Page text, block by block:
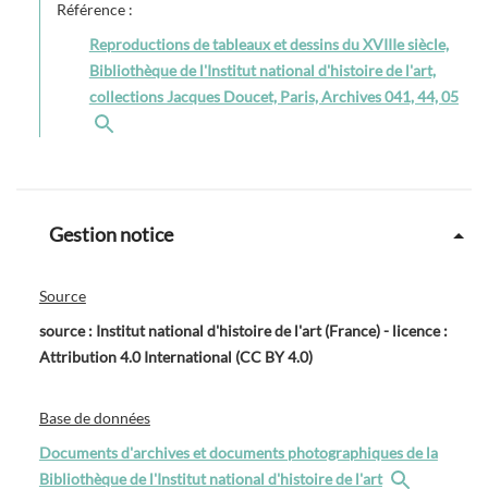
Référence :
Reproductions de tableaux et dessins du XVIIIe siècle,
Bibliothèque de l'Institut national d'histoire de l'art,
collections Jacques Doucet, Paris, Archives 041, 44, 05
Gestion notice
Source
source : Institut national d'histoire de l'art (France) - licence :
Attribution 4.0 International (CC BY 4.0)
Base de données
Documents d'archives et documents photographiques de la
Bibliothèque de l'Institut national d'histoire de l'art